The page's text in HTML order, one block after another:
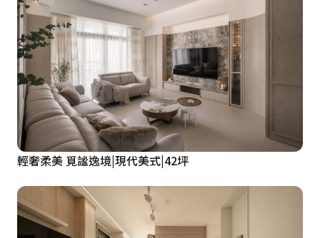
輕奢柔美 覓謐逸境|現代美式|42坪